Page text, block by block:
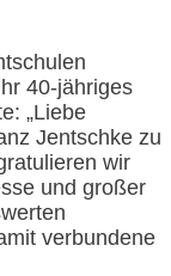
40-jähriges
„Liebe
Jentschke zu
wir
und großer
verbundene